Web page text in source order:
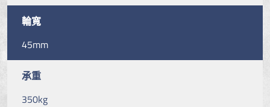
輪寬
45mm
承重
350kg